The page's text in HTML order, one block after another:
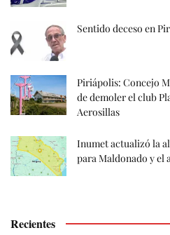
Sentido deceso en
Piriápolis: Concejo
de demoler el club
Aerosillas
Inumet actualizó la
para Maldonado y el
Recientes